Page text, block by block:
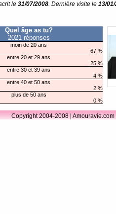
le 31/07/2008. Dernière visite le 13/
Quel âge as tu?
2021 réponses
moin de 20 ans
67 %
entre 20 et 29 ans
25 %
entre 30 et 39 ans
4 %
entre 40 et 50 ans
2 %
plus de 50 ans
0 %
Copyright 2004-2008 |